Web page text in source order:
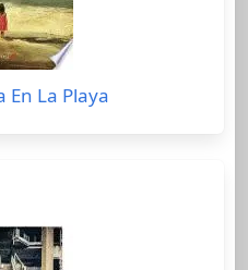
En La Playa